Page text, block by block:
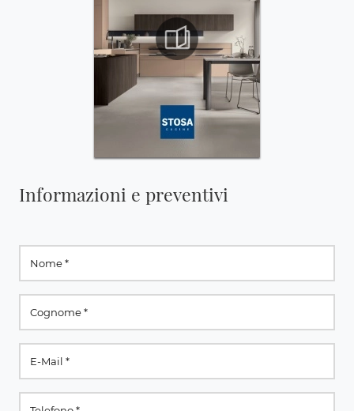
Informazioni e preventivi